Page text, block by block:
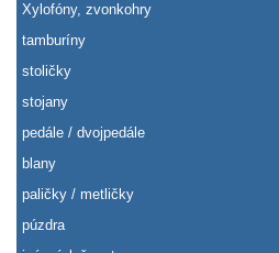
Xylofóny, zvonkohry
tamburíny
stoličky
stojany
pedále / dvojpedále
blany
paličky / metličky
púzdra